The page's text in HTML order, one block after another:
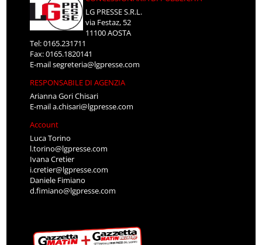
LG PRESSE S.R.L.
via Festaz, 52
11100 AOSTA
Tel: 0165.231711
Fax: 0165.1820141
E-mailsegreteria@lgpresse.com
RESPONSABILE DI AGENZIA
Arianna Gori Chisari
E-maila.chisari@lgpresse.com
Account
Luca Torino
l.torino@lgpresse.com
Ivana Cretier
i.cretier@lgpresse.com
Daniele Fimiano
d.fimiano@lgpresse.com